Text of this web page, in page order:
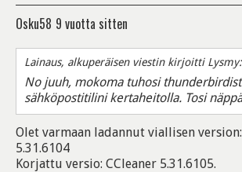
Osku58 9 vuotta sitten
Lainaus, alkuperäisen viestin kirjoitti Lysmy:
No juuh, mokoma tuhosi
sähköpostitilini kertaheitolla. Tosi
Olet varmaan ladannut viallisen
5.31.6104
Korjattu versio: CCleaner 5.31.6105.